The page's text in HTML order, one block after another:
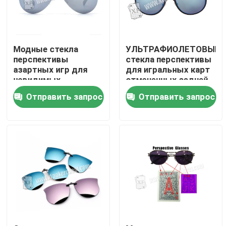
Экскурсия по заводу
Контроль качества
Новости
Запросите цитату
Модные стекла
перспективы
азартных игр для
невидимых
маркированных карт
Отправить запрос
УЛЬТРАФИОЛЕТОВЫЕ
стекла перспективы
для игральных карт
отмеченных задней
стороной/
волшебных игр шоу/
казино
Отправить запрос